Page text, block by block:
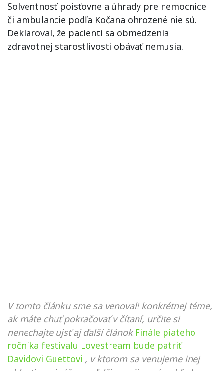
Solventnosť poisťovne a úhrady pre nemocnice
či ambulancie podľa Kočana ohrozené nie sú.
Deklaroval, že pacienti sa obmedzenia
zdravotnej starostlivosti obávať nemusia.
V tomto článku sme sa venovali konkrétnej téme,
ak máte chuť pokračovať v čítaní, určite si
nenechajte ujsť aj ďalší článok Finále piateho
ročníka festivalu Lovestream bude patriť
Davidovi Guettovi , v ktorom sa venujeme inej